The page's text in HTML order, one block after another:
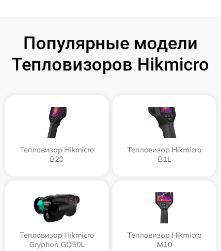
Популярные модели
Тепловизоров Hikmicro
Тепловизор Hikmicro
B20
Тепловизор Hikmicro
B1L
Тепловизор Hikmicro
Gryphon GQ50L
Тепловизор Hikmicro
M10